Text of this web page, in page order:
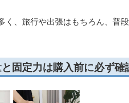
く、旅行や出張はもちろん、普
固定力は購入前に必ず確